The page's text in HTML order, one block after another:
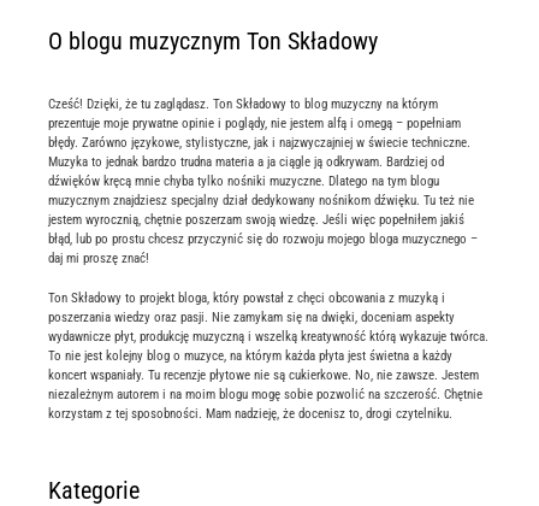
O blogu muzycznym Ton Składowy
Cześć! Dzięki, że tu zaglądasz. Ton Składowy to blog muzyczny na którym
prezentuje moje prywatne opinie i poglądy, nie jestem alfą i omegą – popełniam
błędy. Zarówno językowe, stylistyczne, jak i najzwyczajniej w świecie techniczne.
Muzyka to jednak bardzo trudna materia a ja ciągle ją odkrywam. Bardziej od
dźwięków kręcą mnie chyba tylko nośniki muzyczne. Dlatego na tym blogu
muzycznym znajdziesz specjalny dział dedykowany nośnikom dźwięku. Tu też nie
jestem wyrocznią, chętnie poszerzam swoją wiedzę. Jeśli więc popełniłem jakiś
błąd, lub po prostu chcesz przyczynić się do rozwoju mojego bloga muzycznego –
daj mi proszę znać!
Ton Składowy to projekt bloga, który powstał z chęci obcowania z muzyką i
poszerzania wiedzy oraz pasji. Nie zamykam się na dwięki, doceniam aspekty
wydawnicze płyt, produkcję muzyczną i wszelką kreatywność którą wykazuje twórca.
To nie jest kolejny blog o muzyce, na którym każda płyta jest świetna a każdy
koncert wspaniały. Tu recenzje płytowe nie są cukierkowe. No, nie zawsze. Jestem
niezależnym autorem i na moim blogu mogę sobie pozwolić na szczerość. Chętnie
korzystam z tej sposobności. Mam nadzieję, że docenisz to, drogi czytelniku.
Kategorie